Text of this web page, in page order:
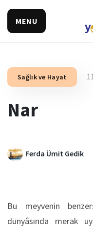
MENU
Sağlık ve Hayat
Nar
Ferda Ümit Gedik
Bu meyvenin
dünyâsında merak